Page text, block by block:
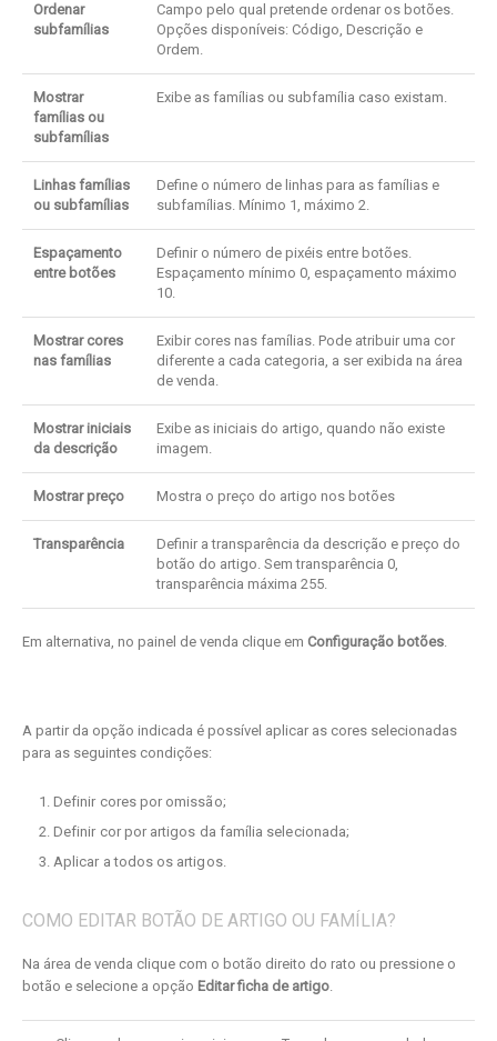
Ordenar
subfamílias
Campo pelo qual pretende ordenar os botões.
Opções disponíveis: Código, Descrição e
Ordem.
Mostrar
famílias ou
subfamílias
Exibe as famílias ou subfamília caso existam.
Linhas famílias
ou subfamílias
Define o número de linhas para as famílias e
subfamílias. Mínimo 1, máximo 2.
Espaçamento
entre botões
Definir o número de pixéis entre botões.
Espaçamento mínimo 0, espaçamento máximo
10.
Mostrar cores
nas famílias
Exibir cores nas famílias. Pode atribuir uma cor
diferente a cada categoria, a ser exibida na área
de venda.
Mostrar iniciais
da descrição
Exibe as iniciais do artigo, quando não existe
imagem.
Mostrar preço Mostra o preço do artigo nos botões
Transparência
Definir a transparência da descrição e preço do
botão do artigo. Sem transparência 0,
transparência máxima 255.
Em alternativa, no painel de venda clique em Configuração botões.
A partir da opção indicada é possível aplicar as cores selecionadas
para as seguintes condições:
Definir cores por omissão;
Definir cor por artigos da família selecionada;
Aplicar a todos os artigos.
COMO EDITAR BOTÃO DE ARTIGO OU FAMÍLIA?
Na área de venda clique com o botão direito do rato ou pressione o
botão e selecione a opção Editar ficha de artigo.